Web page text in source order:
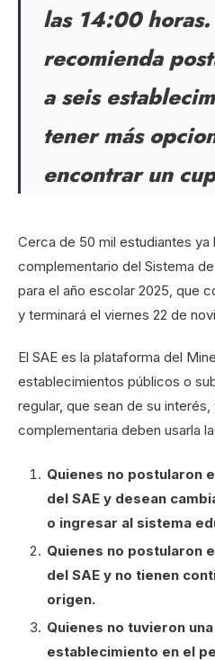
las 14:00
recomienda
a seis
tener más
encontrar un
Cerca de 50 mil estudiantes ya
complementario del Sistema
para el año escolar 2025, que
y terminará el viernes 22 de
El SAE es la plataforma del
establecimientos públicos o
regular, que sean de su
complementaria deben usarla
Quienes no postularon
del SAE y desean
o ingresar al sistema
Quienes no postularon
del SAE y no tienen
origen.
Quienes no tuvieron
establecimiento en el